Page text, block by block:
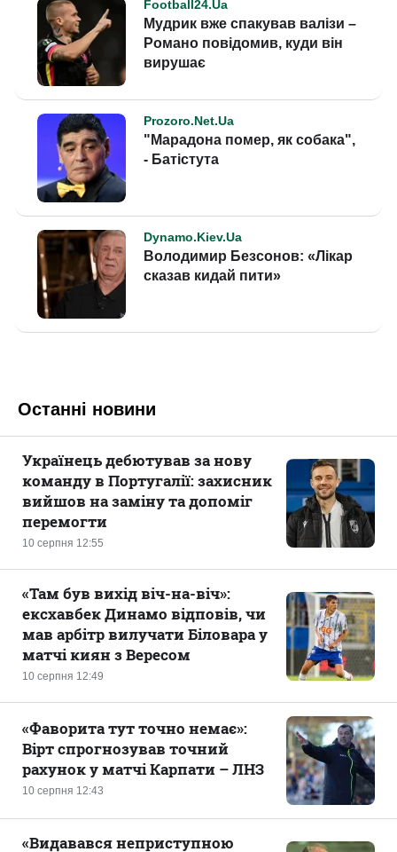
Останні новини
10 серпня 12:55
Українець дебютував за нову
команду в Португалії: захисник
вийшов на заміну та допоміг
перемогти
10 серпня 12:49
«Там був вихід віч-на-віч»:
ексхавбек Динамо відповів, чи
мав арбітр вилучати Біловара у
матчі киян з Вересом
10 серпня 12:43
«Фаворита тут точно немає»:
Вірт спрогнозував точний
рахунок у матчі Карпати – ЛНЗ
«Видавався неприступною